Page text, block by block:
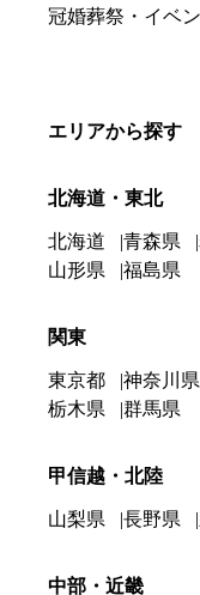
冠婚葬祭・イベ
エリアから探す
北海道・東北
北海道 青森県
山形県
福島県
関東
東京都 神奈川県
栃木県
群馬県
甲信越・北陸
山梨県 長野県
中部・近畿